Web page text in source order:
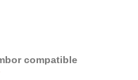
compatible